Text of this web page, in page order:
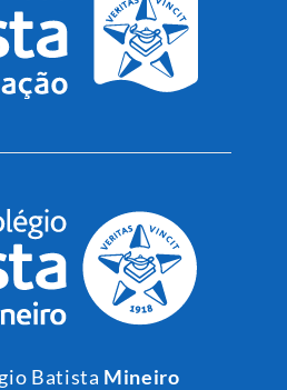
Batista Mineiro